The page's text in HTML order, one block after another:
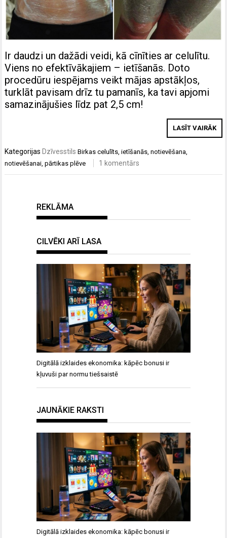
Ir daudzi un dažādi veidi, kā cīnīties ar celulītu.
Viens no efektīvākajiem – ietīšanās. Doto
procedūru iespējams veikt mājas apstākļos,
turklāt pavisam drīz tu pamanīs, ka tavi apjomi
samazinājušies līdz pat 2,5 cm!
LASĪT VAIRĀK
Kategorijas Dzīvesstils Birkascelulīts,ietīšanās,notievēšana,
notievēšanai,pārtikas plēve 1 komentārs
REKLĀMA
CILVĒKI ARĪ LASA
Digitālā izklaides ekonomika: kāpēc bonusi ir
kļuvuši par normu tiešsaistē
JAUNĀKIE RAKSTI
Digitālā izklaides ekonomika: kāpēc bonusi ir